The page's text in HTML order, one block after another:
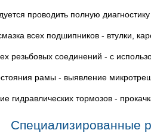
проводить полную
всех подшипников - втулки,
резьбовых соединений - с
рамы - выявление
гидравлических тормозов -
Специализированные